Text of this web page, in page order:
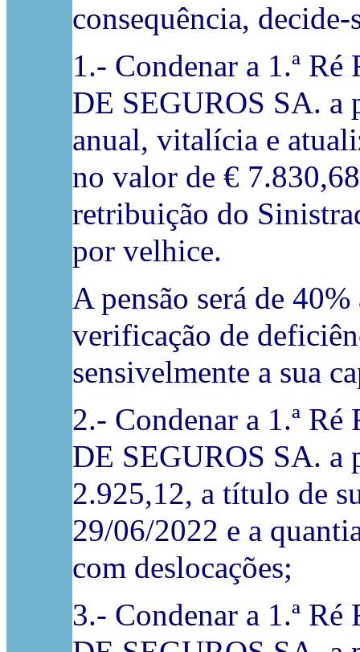
consequência, decide-
1.- Condenar a 1.ª
DE SEGUROS SA. a
anual, vitalícia e
no valor de €
retribuição do
por velhice.
A pensão será de
verificação de
sensivelmente a sua
2.- Condenar a 1.ª
DE SEGUROS SA. a
2.925,12, a título de
29/06/2022 e a
com deslocações;
3.- Condenar a 1.ª